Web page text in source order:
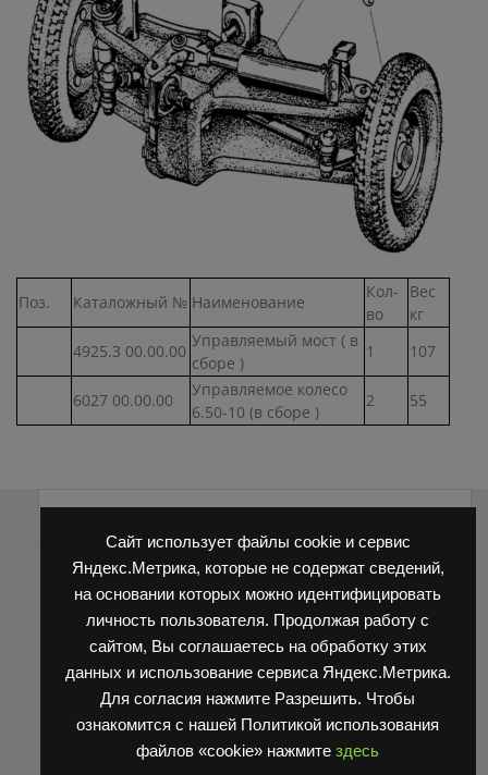
Сайт использует файлы cookie и сервис
Яндекс.Метрика, которые не содержат сведений,
на основании которых можно идентифицировать
личность пользователя. Продолжая работу с
сайтом, Вы соглашаетесь на обработку этих
данных и использование сервиса Яндекс.Метрика.
Для согласия нажмите Разрешить. Чтобы
ознакомится с нашей Политикой использования
файлов «cookie» нажмите здесь
Поз. Каталожный № Наименование
Кол-
во
Вес
кг
4925.3 00.00.00
Управляемый мост ( в
сборе )
1 107
6027 00.00.00
Управляемое колесо
6.50-10 (в сборе )
2 55
Блокировка король HC (HANGCHA) N163-220018-000
Оценка
105₽ Первоначальная
цена
составляла
50₽Текущая
цена:
50 ₽.